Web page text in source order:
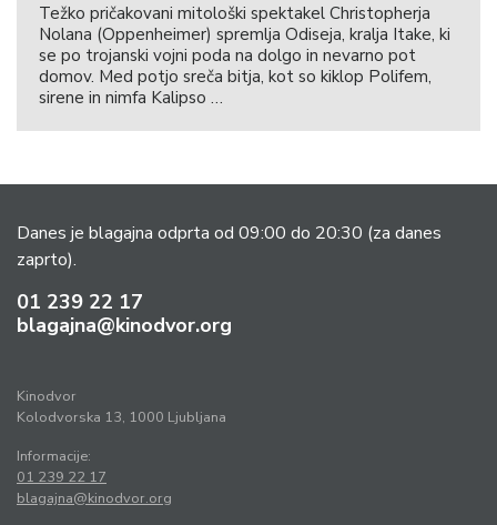
Težko pričakovani mitološki spektakel Christopherja
Nolana (Oppenheimer) spremlja Odiseja, kralja Itake, ki
se po trojanski vojni poda na dolgo in nevarno pot
domov. Med potjo sreča bitja, kot so kiklop Polifem,
sirene in nimfa Kalipso …
Danes je blagajna odprta od 09:00 do 20:30 (za danes
zaprto).
01 239 22 17
blagajna@kinodvor.org
Kinodvor
Kolodvorska 13, 1000 Ljubljana
Informacije:
01 239 22 17
blagajna@kinodvor.org